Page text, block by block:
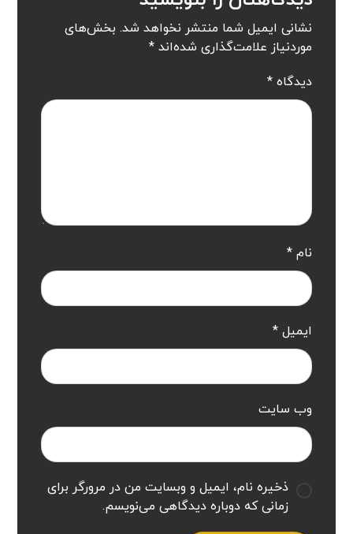
نشانی ایمیل شما منتشر نخواهد شد. بخش‌های
موردنیاز علامت‌گذاری شده‌اند*
دیدگاه*
نام*
ایمیل*
وب‌ سایت
ذخیره نام، ایمیل و وبسایت من در مرورگر برای
زمانی که دوباره دیدگاهی می‌نویسم.